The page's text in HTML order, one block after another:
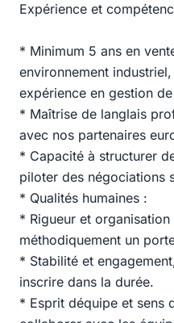
Expérience et
* Minimum 5 ans en
environnement
expérience en gestion
* Maîtrise de langlais
avec nos partenaires
* Capacité à structurer
piloter des négociations
* Qualités humaines :
* Rigueur et
méthodiquement un
* Stabilité et
inscrire dans la durée.
* Esprit déquipe et sens